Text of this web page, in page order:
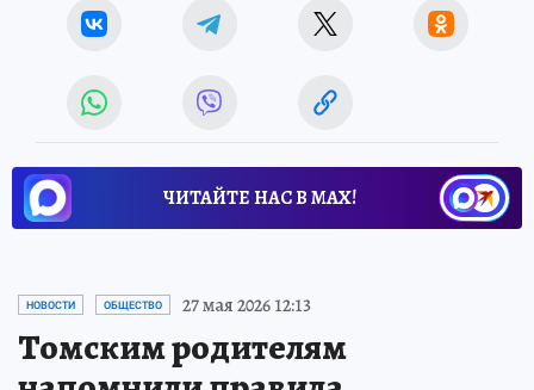
ЧИТАЙТЕ НАС В МАХ!
НОВОСТИ ОБЩЕСТВО 27 мая 2026 12:13
Томским родителям